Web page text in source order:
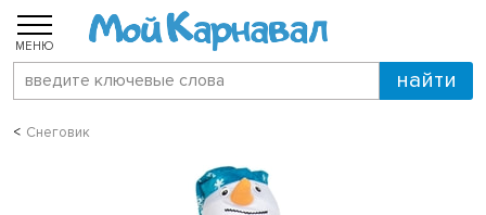
МЕНЮ
Снеговик